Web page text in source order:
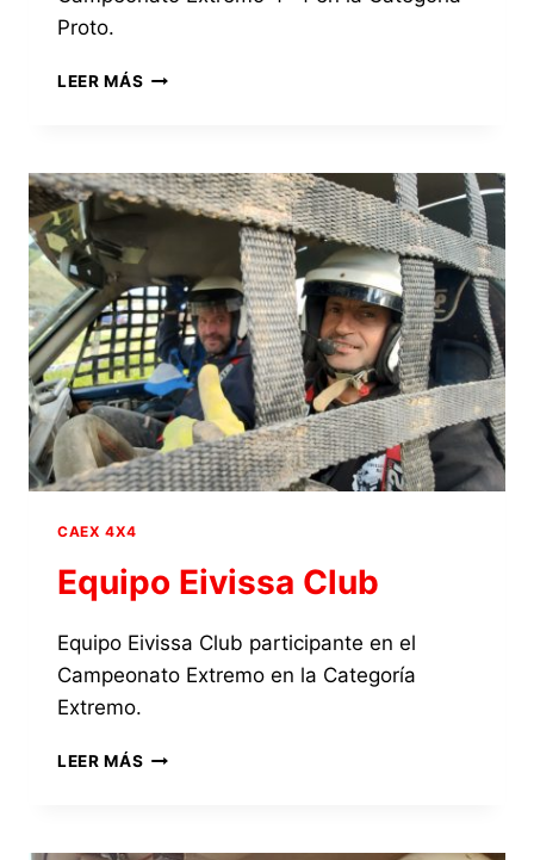
Proto.
LEER MÁS EQUIPO
CAEX 4X4
Equipo Eivissa Club
Equipo Eivissa Club participante en el
Campeonato Extremo en la Categoría
Extremo.
LEER MÁS EQUIPO